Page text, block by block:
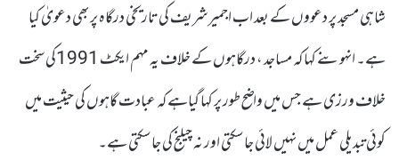
شاہی مسجد پر دعووں کے بعد اب اجمیر شریف کی تاریخی درگاہ پر بھی دعویٰ کیا
ہے۔ انہوںنے کہا کہ مساجد ، درگاہوں کے خلاف یہ مہم ایکٹ 1991کی سخت
خلاف ورزی ہے جس میں واضح طور پر کہا گیاہے کہ عبادت گاہوں کی حیثیت میں
کوئی تبدیلی عمل میں نہیں لائی جاسکتی اور نہ چیلنج کی جاسکتی ہے۔